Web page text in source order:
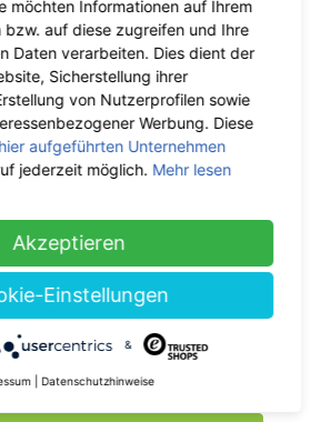
Produkt
ca. 1 - 3 Werktage,
2-neutral
30 Tage
Frage zum Produkt
möchten Informationen auf Ihrem
bzw. auf diese zugreifen und Ihre
Daten verarbeiten. Dies dient der
Sicherstellung ihrer
von Nutzerprofilen sowie
Werbung. Diese
aufgeführten Unternehmen
jederzeit möglich. Mehr lesen
Akzeptieren
Einstellungen
&
Datenschutzhinweise